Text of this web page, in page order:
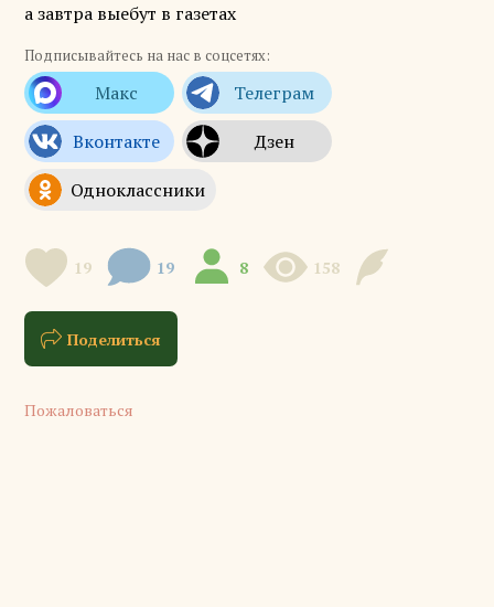
а завтра выебут в газетах
Подписывайтесь на нас в соцсетях:
19 19 8 158
Поделиться
Пожаловаться